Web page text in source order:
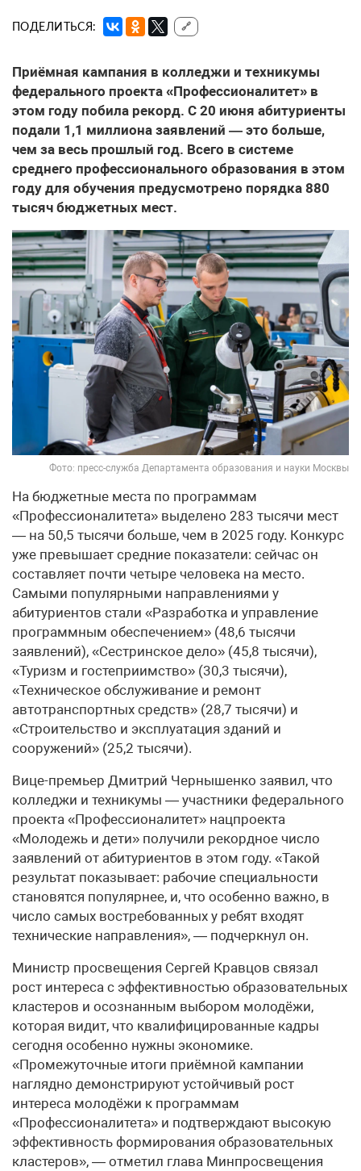
ПОДЕЛИТЬСЯ: 🔗
Приёмная кампания в колледжи и техникумы
федерального проекта «Профессионалитет» в
этом году побила рекорд. С 20 июня абитуриенты
подали 1,1 миллиона заявлений — это больше,
чем за весь прошлый год. Всего в системе
среднего профессионального образования в этом
году для обучения предусмотрено порядка 880
тысяч бюджетных мест.
Фото: пресс-служба Департамента образования и науки Москвы
На бюджетные места по программам
«Профессионалитета» выделено 283 тысячи мест
— на 50,5 тысячи больше, чем в 2025 году. Конкурс
уже превышает средние показатели: сейчас он
составляет почти четыре человека на место.
Самыми популярными направлениями у
абитуриентов стали «Разработка и управление
программным обеспечением» (48,6 тысячи
заявлений), «Сестринское дело» (45,8 тысячи),
«Туризм и гостеприимство» (30,3 тысячи),
«Техническое обслуживание и ремонт
автотранспортных средств» (28,7 тысячи) и
«Строительство и эксплуатация зданий и
сооружений» (25,2 тысячи).
Вице-премьер Дмитрий Чернышенко заявил, что
колледжи и техникумы — участники федерального
проекта «Профессионалитет» нацпроекта
«Молодежь и дети» получили рекордное число
заявлений от абитуриентов в этом году. «Такой
результат показывает: рабочие специальности
становятся популярнее, и, что особенно важно, в
число самых востребованных у ребят входят
технические направления», — подчеркнул он.
Министр просвещения Сергей Кравцов связал
рост интереса с эффективностью образовательных
кластеров и осознанным выбором молодёжи,
которая видит, что квалифицированные кадры
сегодня особенно нужны экономике.
«Промежуточные итоги приёмной кампании
наглядно демонстрируют устойчивый рост
интереса молодёжи к программам
«Профессионалитета» и подтверждают высокую
эффективность формирования образовательных
кластеров», — отметил глава Минпросвещения